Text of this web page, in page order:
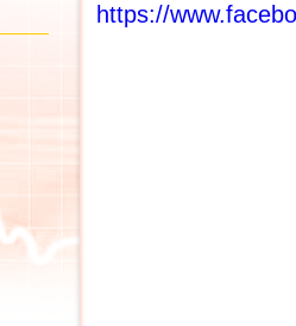
https://